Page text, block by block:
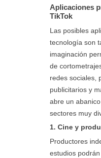
Aplicaciones
TikTok
Las posibles
tecnología son
imaginación
de
redes sociales,
publicitarios y
abre un
sectores muy
1. Cine y
Productores
estudios